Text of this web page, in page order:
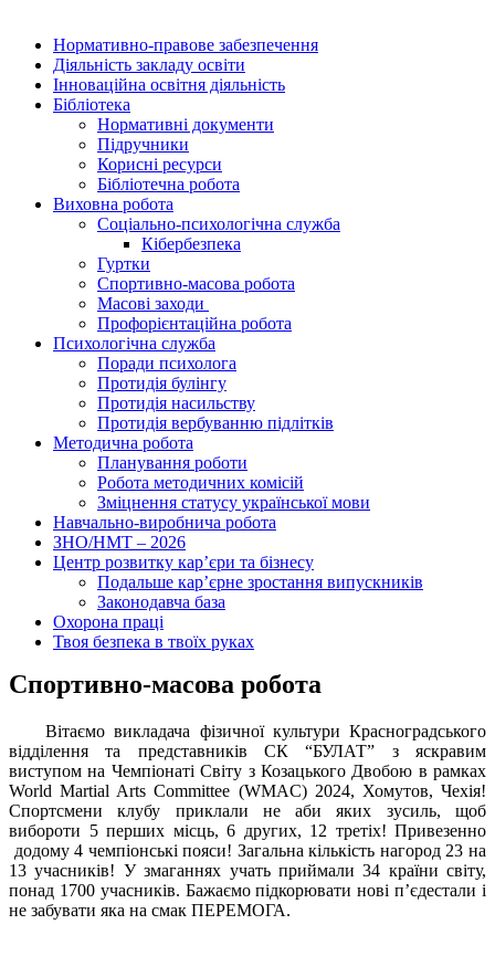
Нормативно-правове забезпечення
Діяльність закладу освіти
Інноваційна освітня діяльність
Бібліотека
Нормативні документи
Підручники
Корисні ресурси
Бібліотечна робота
Виховна робота
Соціально-психологічна служба
Кібербезпека
Гуртки
Спортивно-масова робота
Масові заходи
Профорієнтаційна робота
Психологічна служба
Поради психолога
Протидія булінгу
Протидія насильству
Протидія вербуванню підлітків
Методична робота
Планування роботи
Робота методичних комісій
Зміцнення статусу української мови
Навчально-виробнича робота
ЗНО/НМТ – 2026
Центр розвитку кар’єри та бізнесу
Подальше кар’єрне зростання випускників
Законодавча база
Охорона праці
Твоя безпека в твоїх руках
Спортивно-масова робота
Вітаємо викладача фізичної культури Красноградського
відділення та представників СК “БУЛАТ” з яскравим
виступом на Чемпіонаті Світу з Козацького Двобою в рамках
World Martial Arts Committee (WMAC) 2024, Хомутов, Чехія!
Спортсмени клубу приклали не аби яких зусиль, щоб
вибороти 5 перших місць, 6 других, 12 третіх! Привезенно
додому 4 чемпіонські пояси! Загальна кількість нагород 23 на
13 учасників! У змаганнях учать приймали 34 країни світу,
понад 1700 учасників. Бажаємо підкорювати нові п’єдестали і
не забувати яка на смак ПЕРЕМОГА.